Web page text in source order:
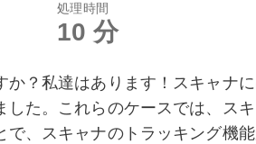
処理時間
10 分
？私達はあります！スキャナ
た。これらのケースでは、ス
、スキャナのトラッキング機